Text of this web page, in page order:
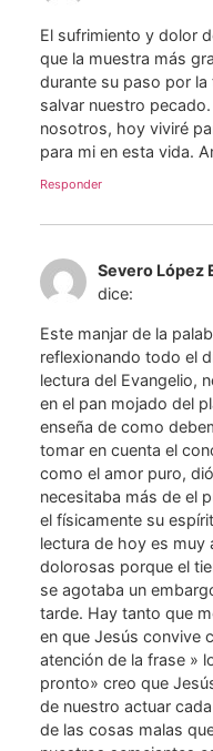
El sufrimiento y dolor
que la muestra más
durante su paso por la
salvar nuestro
nosotros, hoy viviré
para mi en esta vida.
Responder
Severo López
dice:
Este manjar de la
reflexionando todo el
lectura del Evangelio,
en el pan mojado del
enseña de como
tomar en cuenta el
como el amor puro,
necesitaba más de el
el físicamente su
lectura de hoy es muy
dolorosas porque el
se agotaba un
tarde. Hay tanto que
en que Jesús convive
atención de la frase »
pronto» creo que
de nuestro actuar
de las cosas malas